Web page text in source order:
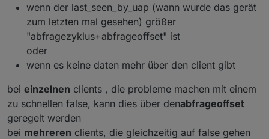
wenn der last_seen_by_uap (wann wurde das gerät
zum letzten mal gesehen) größer
"abfragezyklus+abfrageoffset" ist
oder
wenn es keine daten mehr über den client gibt
bei einzelnen clients , die probleme machen mit einem
zu schnellen false, kann dies über denabfrageoffset
geregelt werden
bei mehreren clients, die gleichzeitig auf false gehen